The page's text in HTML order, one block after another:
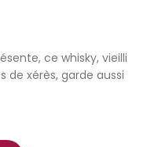
ce whisky, vieilli
xérès, garde aussi